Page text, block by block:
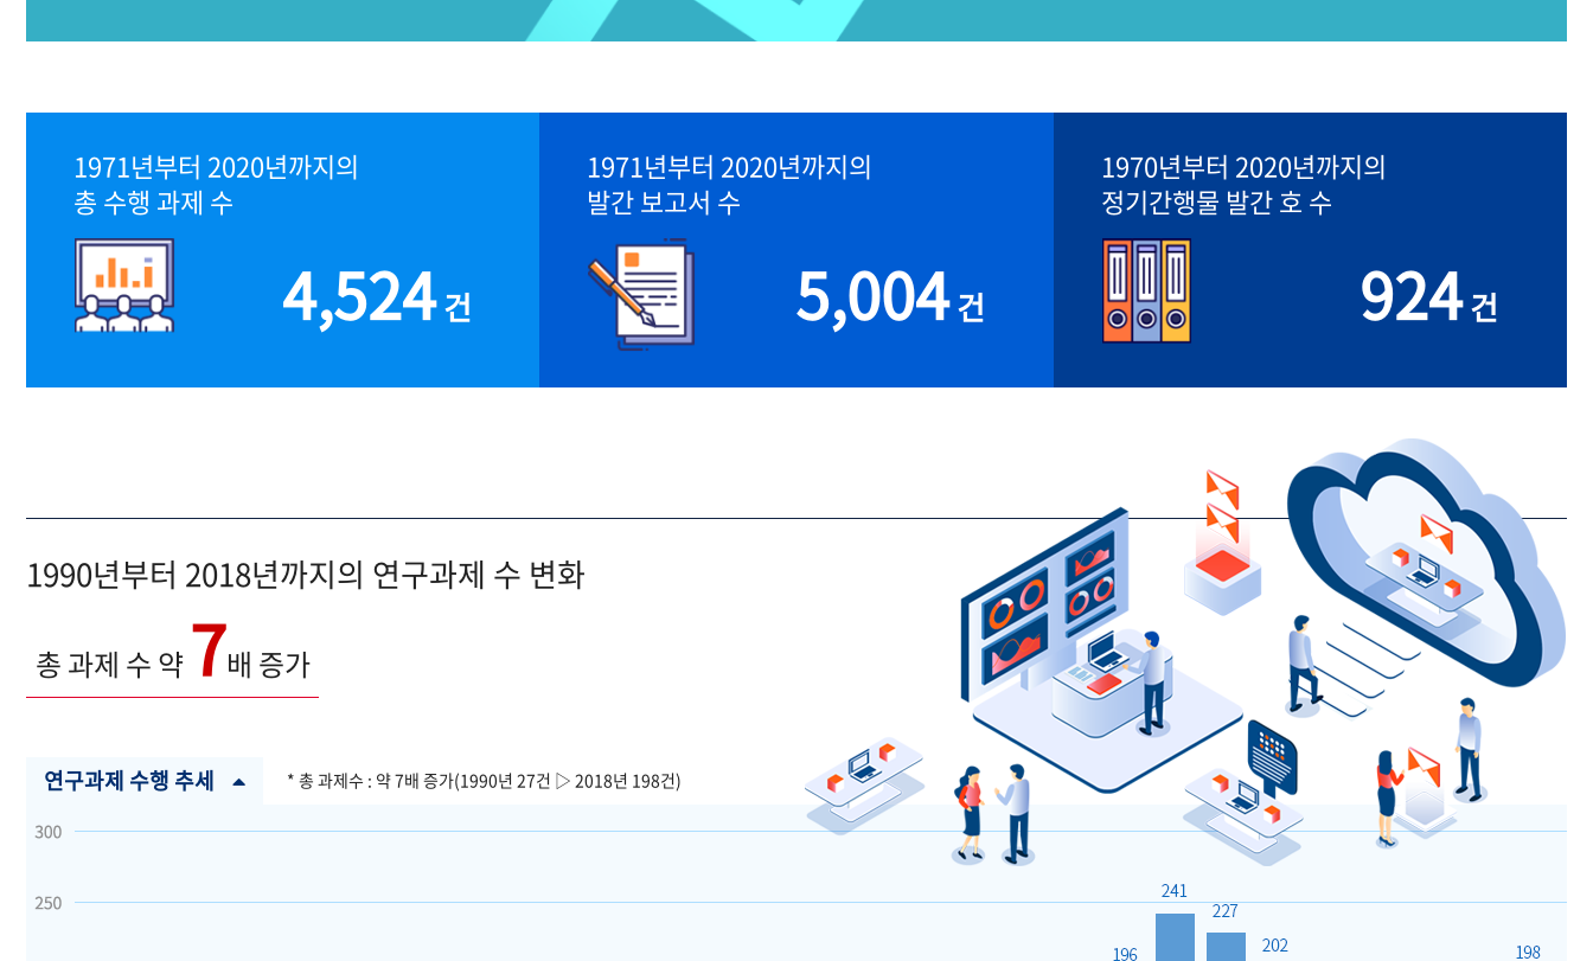
1971년부터 2020년까지의
총 수행 과제 수
4,524건
1971년부터 2020년까지의
발간 보고서 수
5,004건
1970년부터 2020년까지의
정기간행물 발간 호 수
924건
1990년부터 2018년까지의 연구과제 수 변화
총 과제 수 약7배 증가
연구과제 수행 추세 * 총 과제수 : 약 7배 증가(1990년 27건 ▷ 2018년 198건)